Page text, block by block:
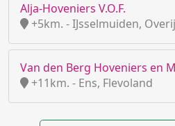
Alja-Hoveniers V.O.F.
+5km. - IJsselmuiden,
Van den Berg Hoveniers en
+11km. - Ens, Flevoland